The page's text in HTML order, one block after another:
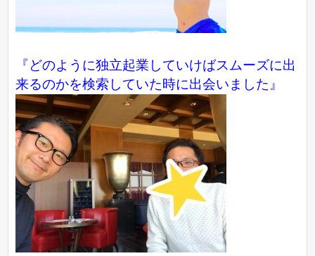
『どのように独立起業していけばスムーズに出
来るのかを検索していた時に出会いました』